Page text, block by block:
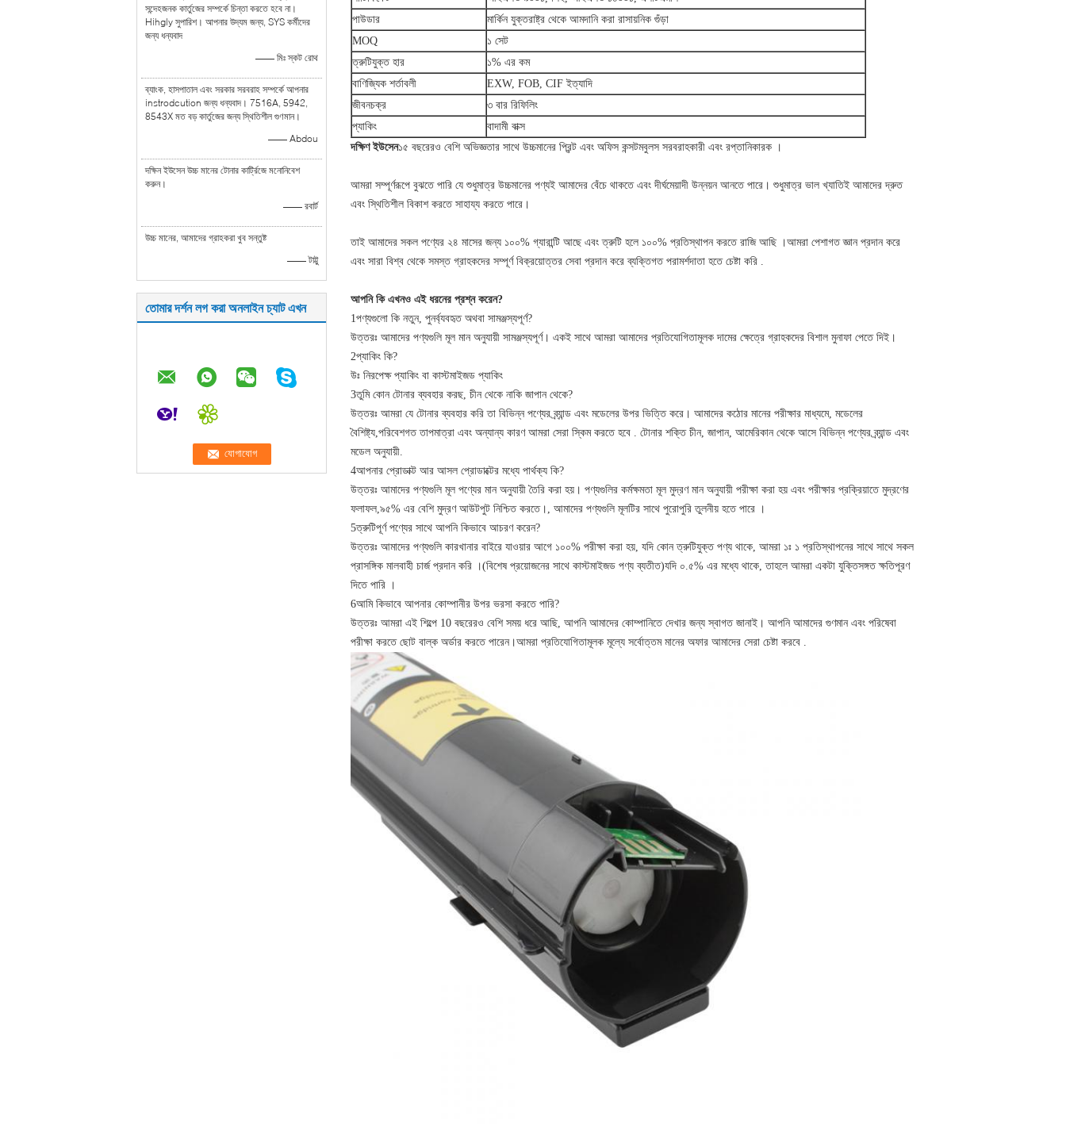
সন্দেহজনক কার্তুজের সম্পর্কে চিন্তা করতে হবে না।
Hihgly সুপারিশ। আপনার উদ্যম জন্য, SYS কর্মীদের
জন্য ধন্যবাদ
—— মিঃ স্কট রোথ
ব্যাংক, হাসপাতাল এবং সরকার সরবরাহ সম্পর্কে আপনার
instrodcution জন্য ধন্যবাদ। 7516A, 5942,
8543X মত বড় কার্তুজের জন্য স্থিতিশীল গুণমান।
—— Abdou
দক্ষিন ইউসেন উচ্চ মানের টোনার কার্ট্রিজে মনোনিবেশ
করুন।
—— রবার্ট
উচ্চ মানের, আমাদের গ্রাহকরা খুব সন্তুষ্ট
—— টাট্টু
তোমার দর্শন লগ করা অনলাইন চ্যাট এখন
পাউডার
মার্কিন যুক্তরাষ্ট্র থেকে আমদানি করা রাসায়নিক গুঁড়া
MOQ
১ সেট
ত্রুটিযুক্ত হার
১% এর কম
বাণিজ্যিক শর্তাবলী
EXW, FOB, CIF ইত্যাদি
জীবনচক্র
৩ বার রিফিলিং
প্যাকিং
বাদামী বাক্স
দক্ষিণ ইউসেন১৫ বছরেরও বেশি অভিজ্ঞতার সাথে উচ্চমানের প্রিন্ট এবং অফিস কন্সটমবুলস সরবরাহকারী এবং রপ্তানিকারক ।
আমরা সম্পূর্ণরূপে বুঝতে পারি যে শুধুমাত্র উচ্চমানের পণ্যই আমাদের বেঁচে থাকতে এবং দীর্ঘমেয়াদী উন্নয়ন আনতে পারে। শুধুমাত্র ভাল খ্যাতিই আমাদের দ্রুত
এবং স্থিতিশীল বিকাশ করতে সাহায্য করতে পারে।
তাই আমাদের সকল পণ্যের ২৪ মাসের জন্য ১০০% গ্যারান্টি আছে এবং ত্রুটি হলে ১০০% প্রতিস্থাপন করতে রাজি আছি ।আমরা পেশাগত জ্ঞান প্রদান করে
এবং সারা বিশ্ব থেকে সমস্ত গ্রাহকদের সম্পূর্ণ বিক্রয়োত্তর সেবা প্রদান করে ব্যক্তিগত পরামর্শদাতা হতে চেষ্টা করি .
আপনি কি এখনও এই ধরনের প্রশ্ন করেন?
1পণ্যগুলো কি নতুন, পুনর্ব্যবহৃত অথবা সামঞ্জস্যপূর্ণ?
উত্তরঃ আমাদের পণ্যগুলি মূল মান অনুযায়ী সামঞ্জস্যপূর্ণ। একই সাথে আমরা আমাদের প্রতিযোগিতামূলক দামের ক্ষেত্রে গ্রাহকদের বিশাল মুনাফা পেতে দিই।
2প্যাকিং কি?
উঃ নিরপেক্ষ প্যাকিং বা কাস্টমাইজড প্যাকিং
3তুমি কোন টোনার ব্যবহার করছ, চীন থেকে নাকি জাপান থেকে?
উত্তরঃ আমরা যে টোনার ব্যবহার করি তা বিভিন্ন পণ্যের ব্র্যান্ড এবং মডেলের উপর ভিত্তি করে। আমাদের কঠোর মানের পরীক্ষার মাধ্যমে, মডেলের
বৈশিষ্ট্য,পরিবেশগত তাপমাত্রা এবং অন্যান্য কারণ আমরা সেরা স্কিম করতে হবে . টোনার শক্তি চীন, জাপান, আমেরিকান থেকে আসে বিভিন্ন পণ্যের ব্র্যান্ড এবং
মডেল অনুযায়ী.
4আপনার প্রোডাক্ট আর আসল প্রোডাক্টের মধ্যে পার্থক্য কি?
উত্তরঃ আমাদের পণ্যগুলি মূল পণ্যের মান অনুযায়ী তৈরি করা হয়। পণ্যগুলির কর্মক্ষমতা মূল মুদ্রণ মান অনুযায়ী পরীক্ষা করা হয় এবং পরীক্ষার প্রক্রিয়াতে মুদ্রণের
ফলাফল,৯৫% এর বেশি মুদ্রণ আউটপুট নিশ্চিত করতে।, আমাদের পণ্যগুলি মূলটির সাথে পুরোপুরি তুলনীয় হতে পারে ।
5ত্রুটিপূর্ণ পণ্যের সাথে আপনি কিভাবে আচরণ করেন?
উত্তরঃ আমাদের পণ্যগুলি কারখানার বাইরে যাওয়ার আগে ১০০% পরীক্ষা করা হয়, যদি কোন ত্রুটিযুক্ত পণ্য থাকে, আমরা ১ঃ ১ প্রতিস্থাপনের সাথে সাথে সকল
প্রাসঙ্গিক মালবাহী চার্জ প্রদান করি ।(বিশেষ প্রয়োজনের সাথে কাস্টমাইজড পণ্য ব্যতীত)যদি ০.৫% এর মধ্যে থাকে, তাহলে আমরা একটা যুক্তিসঙ্গত ক্ষতিপূরণ
দিতে পারি ।
6আমি কিভাবে আপনার কোম্পানীর উপর ভরসা করতে পারি?
উত্তরঃ আমরা এই শিল্পে 10 বছরেরও বেশি সময় ধরে আছি, আপনি আমাদের কোম্পানিতে দেখার জন্য স্বাগত জানাই। আপনি আমাদের গুণমান এবং পরিষেবা
পরীক্ষা করতে ছোট বাল্ক অর্ডার করতে পারেন।আমরা প্রতিযোগিতামূলক মূল্যে সর্বোত্তম মানের অফার আমাদের সেরা চেষ্টা করবে .